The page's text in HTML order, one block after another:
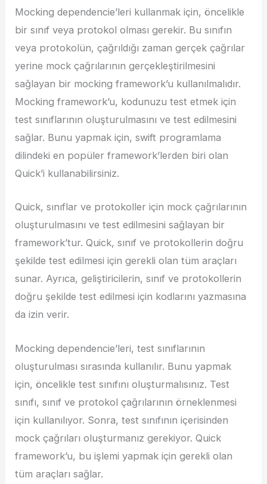
Mocking dependencie’leri kullanmak için, öncelikle
bir sınıf veya protokol olması gerekir. Bu sınıfın
veya protokolün, çağrıldığı zaman gerçek çağrılar
yerine mock çağrılarının gerçekleştirilmesini
sağlayan bir mocking framework’u kullanılmalıdır.
Mocking framework’u, kodunuzu test etmek için
test sınıflarının oluşturulmasını ve test edilmesini
sağlar. Bunu yapmak için, swift programlama
dilindeki en popüler framework’lerden biri olan
Quick’i kullanabilirsiniz.
Quick, sınıflar ve protokoller için mock çağrılarının
oluşturulmasını ve test edilmesini sağlayan bir
framework’tur. Quick, sınıf ve protokollerin doğru
şekilde test edilmesi için gerekli olan tüm araçları
sunar. Ayrıca, geliştiricilerin, sınıf ve protokollerin
doğru şekilde test edilmesi için kodlarını yazmasına
da izin verir.
Mocking dependencie’leri, test sınıflarının
oluşturulması sırasında kullanılır. Bunu yapmak
için, öncelikle test sınıfını oluşturmalısınız. Test
sınıfı, sınıf ve protokol çağrılarının örneklenmesi
için kullanılıyor. Sonra, test sınıfının içerisinden
mock çağrıları oluşturmanız gerekiyor. Quick
framework’u, bu işlemi yapmak için gerekli olan
tüm araçları sağlar.